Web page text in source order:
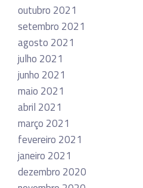
outubro 2021
setembro 2021
agosto 2021
julho 2021
junho 2021
maio 2021
abril 2021
março 2021
fevereiro 2021
janeiro 2021
dezembro 2020